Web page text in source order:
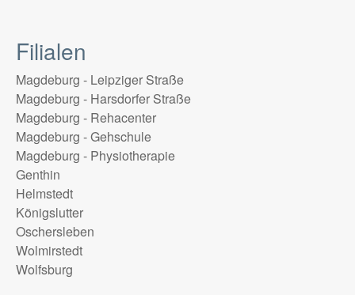
Filialen
Magdeburg - Leipziger Straße
Magdeburg - Harsdorfer Straße
Magdeburg - Rehacenter
Magdeburg - Gehschule
Magdeburg - Physiotherapie
Genthin
Helmstedt
Königslutter
Oschersleben
Wolmirstedt
Wolfsburg